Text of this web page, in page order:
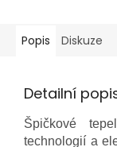
Popis Diskuze
Detailní
Špičkové
technologií a